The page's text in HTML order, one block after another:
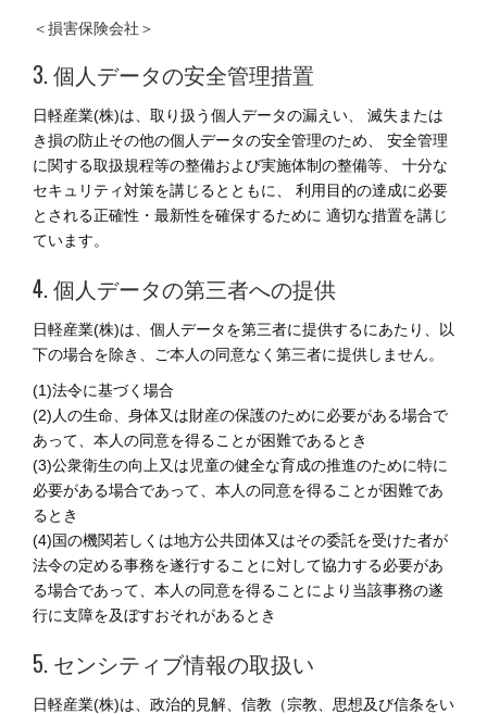
＜損害保険会社＞
3. 個人データの安全管理措置
日軽産業(株)は、取り扱う個人データの漏えい、 滅失または
き損の防止その他の個人データの安全管理のため、 安全管理
に関する取扱規程等の整備および実施体制の整備等、 十分な
セキュリティ対策を講じるとともに、 利用目的の達成に必要
とされる正確性・最新性を確保するために 適切な措置を講じ
ています。
4. 個人データの第三者への提供
日軽産業(株)は、個人データを第三者に提供するにあたり、以
下の場合を除き、ご本人の同意なく第三者に提供しません。
(1)法令に基づく場合
(2)人の生命、身体又は財産の保護のために必要がある場合で
あって、本人の同意を得ることが困難であるとき
(3)公衆衛生の向上又は児童の健全な育成の推進のために特に
必要がある場合であって、本人の同意を得ることが困難であ
るとき
(4)国の機関若しくは地方公共団体又はその委託を受けた者が
法令の定める事務を遂行することに対して協力する必要があ
る場合であって、本人の同意を得ることにより当該事務の遂
行に支障を及ぼすおそれがあるとき
5. センシティブ情報の取扱い
日軽産業(株)は、政治的見解、信教（宗教、思想及び信条をい